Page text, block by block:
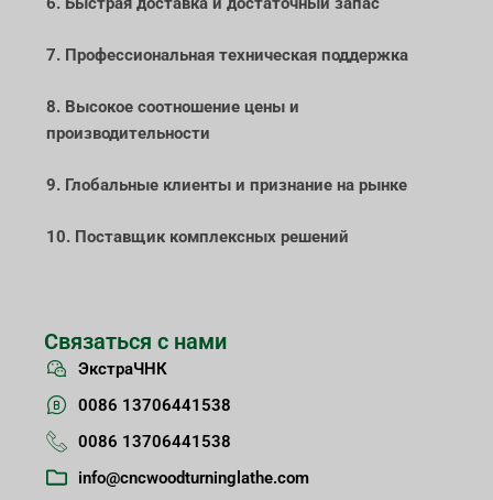
7. Профессиональная техническая поддержка
8. Высокое соотношение цены и
производительности
9. Глобальные клиенты и признание на рынке
10. Поставщик комплексных решений
Связаться с нами
ЭкстраЧНК
0086 13706441538
0086 13706441538
info@cncwoodturninglathe.com